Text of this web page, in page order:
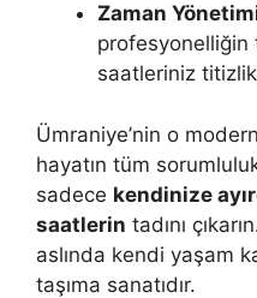
Zaman
profesyonelliğin
saatleriniz
Ümraniye’nin o
hayatın tüm
sadece kendinize
saatlerin tadını
aslında kendi yaşam
taşıma sanatıdır.